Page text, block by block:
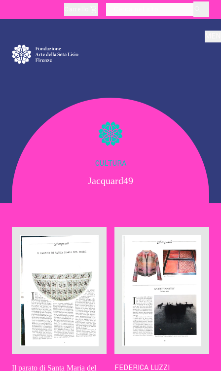
Produzione
Didattica
Cultura
Contatti
Eng
CULTURA
Jacquard49
Il parato di Santa Maria del
FEDERICA LUZZI